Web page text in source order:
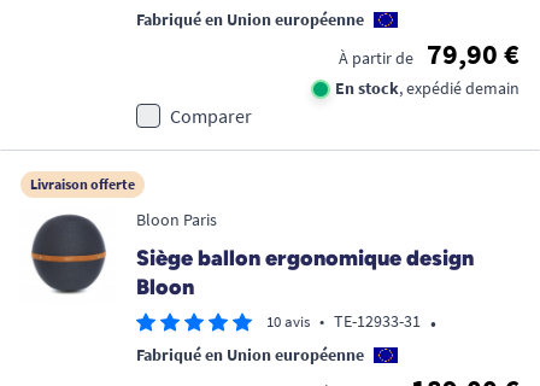
Fabriqué en Union européenne
À partir de
79,90 €
En stock, expédié demain
Comparer
Livraison offerte
Bloon Paris
Siège ballon ergonomique design
Bloon
10 avis • TE-12933-31 •
Fabriqué en Union européenne